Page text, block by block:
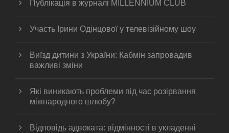
Публікація в журналі MILLENNIUM CLUB
Участь Ірини Одінцової у телевізійному шоу
Виїзд дитини з України: Кабмін запровадив
важливі зміни
Які виникають проблеми під час розірвання
міжнародного шлюбу?
Відповідь адвоката: відмінності в укладенні